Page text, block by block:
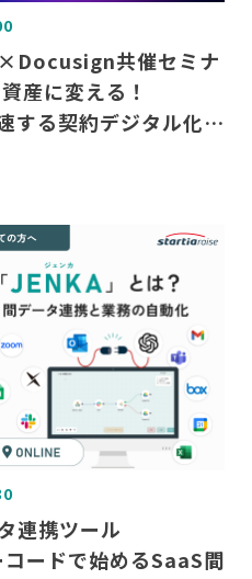
×Docusign共催セミナ
産に変える！
る契約デジタル化セ
連携ツール
ードで始めるSaaS間